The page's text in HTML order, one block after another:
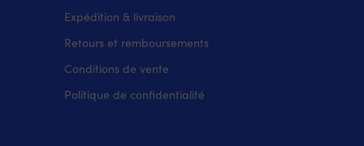
Expédition & livraison
Retours et remboursements
Conditions de vente
Politique de confidentialité